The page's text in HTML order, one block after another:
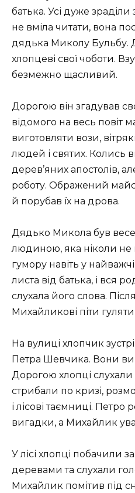
батька. Усі дуже зраділи
не вміла читати, вона
дядька Миколу Бульбу.
хлопцеві свої чоботи.
безмежно щасливий.
Дорогою він згадував
відомого на весь повіт
виготовляти вози,
людей і святих. Колись
дерев’яних апостолів,
роботу. Ображений
й порубав їх на дрова.
Дядько Микола був
людиною, яка ніколи не
гумору навіть у
листа від батька, і вся
слухала його слова.
Михайликові піти гуляти.
На вулиці хлопчик
Петра Шевчика. Вони
Дорогою хлопці
стрибали по кризі,
і лісові таємниці. Петро
вигадки, а Михайлик
У лісі хлопці побачили
деревами та слухали
Михайлик помітив під